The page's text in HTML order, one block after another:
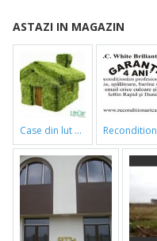
ASTAZI IN MAGAZIN
case din lut si paie reconditionari cazi de baie